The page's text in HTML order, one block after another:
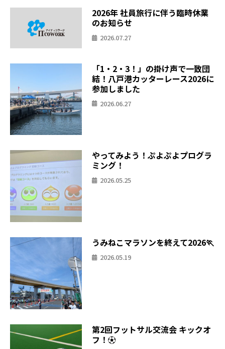
2026年 社員旅行に伴う臨時休業
のお知らせ
2026.07.27
「1・2・3！」の掛け声で一致団
結！八戸港カッターレース2026に
参加しました
2026.06.27
やってみよう！ぷよぷよプログラ
ミング！
2026.05.25
うみねこマラソンを終えて2026🏃
2026.05.19
第2回フットサル交流会 キックオ
フ！⚽